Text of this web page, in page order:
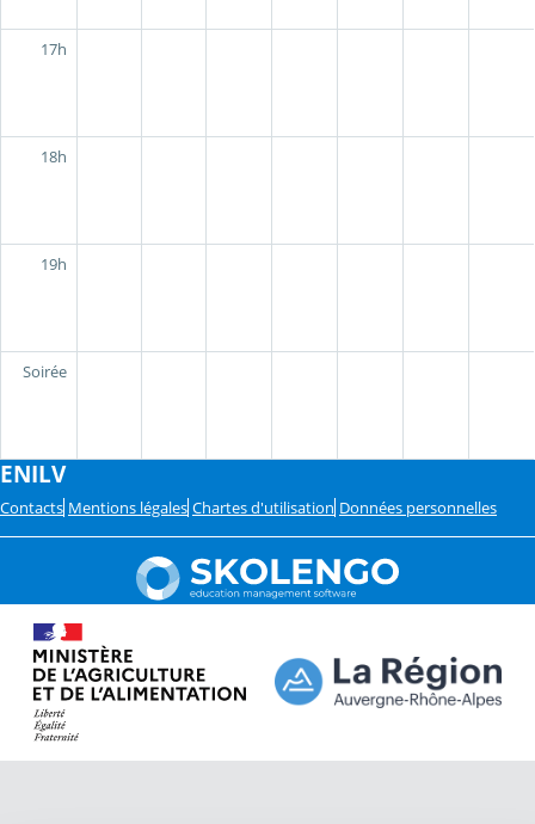
17h
18h
19h
Soirée
ENILV
Contacts Mentions légales Chartes d'utilisation Données personnelles